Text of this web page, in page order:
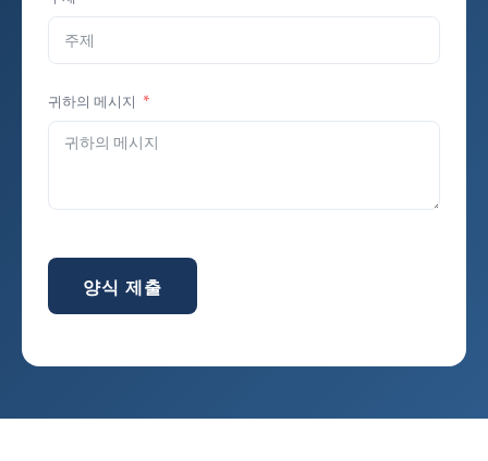
귀하의 메시지
양식 제출